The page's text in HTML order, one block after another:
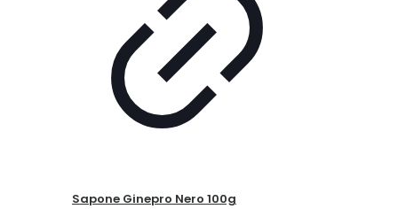
Sapone Ginepro Nero 100g